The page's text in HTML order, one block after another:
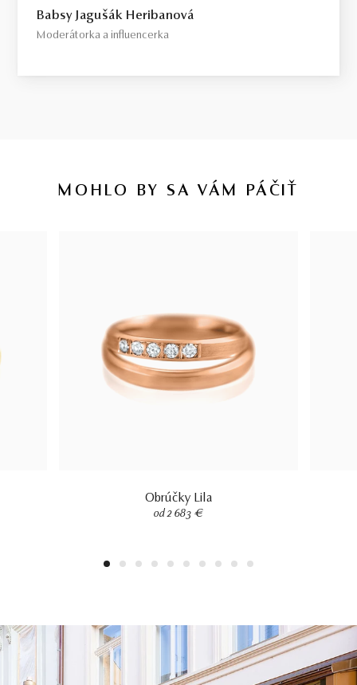
Babsy Jagušák Heribanová
Moderátorka a influencerka
MOHLO BY SA VÁM PÁČIŤ
Obrúčky Lila
od 2 683 €
1 2 3 4 5 6 7 8 9 10